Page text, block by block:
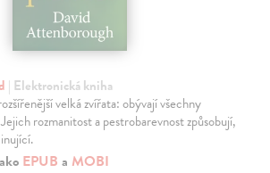
| Elektronická kniha
velká zvířata: obývají všechny
rozmanitost a pestrobarevnost způsobují,
EPUB a MOBI